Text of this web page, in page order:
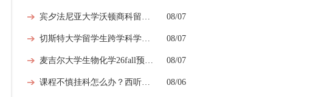
08/07
08/07
08/07
08/06